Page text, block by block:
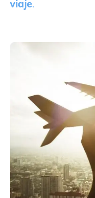
viaje.